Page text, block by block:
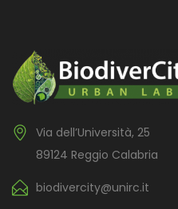
Via dell’Università, 25
89124 Reggio Calabria
biodivercity@unirc.it